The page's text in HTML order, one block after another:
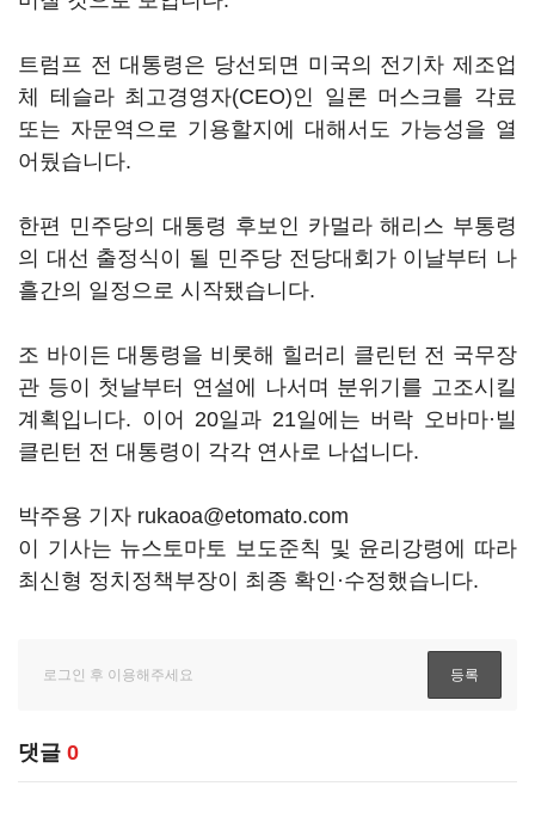
트럼프 전 대통령은 당선되면 미국의 전기차 제조업
체 테슬라 최고경영자(CEO)인 일론 머스크를 각료
또는 자문역으로 기용할지에 대해서도 가능성을 열
어뒀습니다.
한편 민주당의 대통령 후보인 카멀라 해리스 부통령
의 대선 출정식이 될 민주당 전당대회가 이날부터 나
흘간의 일정으로 시작됐습니다.
조 바이든 대통령을 비롯해 힐러리 클린턴 전 국무장
관 등이 첫날부터 연설에 나서며 분위기를 고조시킬
계획입니다. 이어 20일과 21일에는 버락 오바마·빌
클린턴 전 대통령이 각각 연사로 나섭니다.
박주용 기자 rukaoa@etomato.com
이 기사는 뉴스토마토 보도준칙 및 윤리강령에 따라
최신형 정치정책부장이 최종 확인·수정했습니다.
댓글 0